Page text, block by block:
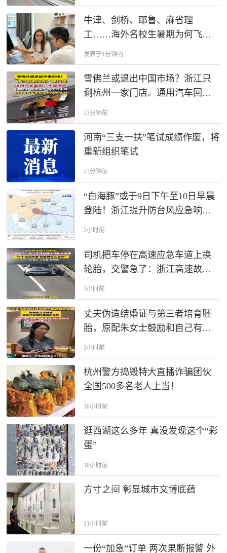
牛津、剑桥、耶鲁、麻省理
工……海外名校生暑期为何飞来
杭州做科研？
发表于1分钟内
雪佛兰或退出中国市场？浙江只
剩杭州一家门店。通用汽车回
应：不会停产，中国工厂继续生
产供出口市场，针对现有车主仍
提供完整售后。
23分钟前
河南“三支一扶”笔试成绩作废，将
重新组织笔试
23分钟前
“白海豚”或于9日下午至10日早晨
登陆！浙江提升防台风应急响应
至Ⅲ级！部分航班或延误或取消
2小时前
司机把车停在高速应急车道上换
轮胎，交警急了：浙江高速故障
车辆免费拖，打个电话就行了。
3小时前
丈夫伪造结婚证与第三者培育胚
胎，原配朱女士鼓励和自己有同
样遭遇的女性，“如果你正深陷泥
潭，希望你能想开点 ，开心过好
每一天 ”
3小时前
杭州警方捣毁特大直播诈骗团伙
全国500多名老人上当！
10小时前
逛西湖这么多年 真没发现这个“彩
蛋”
10小时前
方寸之间 彰显城市文博底蕴
11小时前
一份“加急”订单 两次果断报警 外